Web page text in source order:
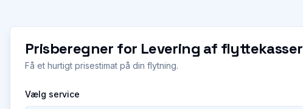
Prisberegner for Levering af flyttekasser
Få et hurtigt prisestimat på din flytning.
Vælg service